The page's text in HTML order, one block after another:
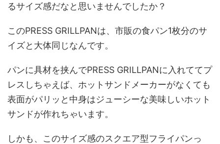
るサイズ感だなと思いませんでしたか？
このPRESS GRILLPANは、市販の食パン1枚分のサ
イズと大体同じなんです。
パンに具材を挟んでPRESS GRILLPANに入れててプ
レスしちゃえば、ホットサンドメーカーがなくても
表面がパリッと中身はジューシーな美味しいホット
サンドが作れちゃいます。
しかも、このサイズ感のスクエア型フライパンっ